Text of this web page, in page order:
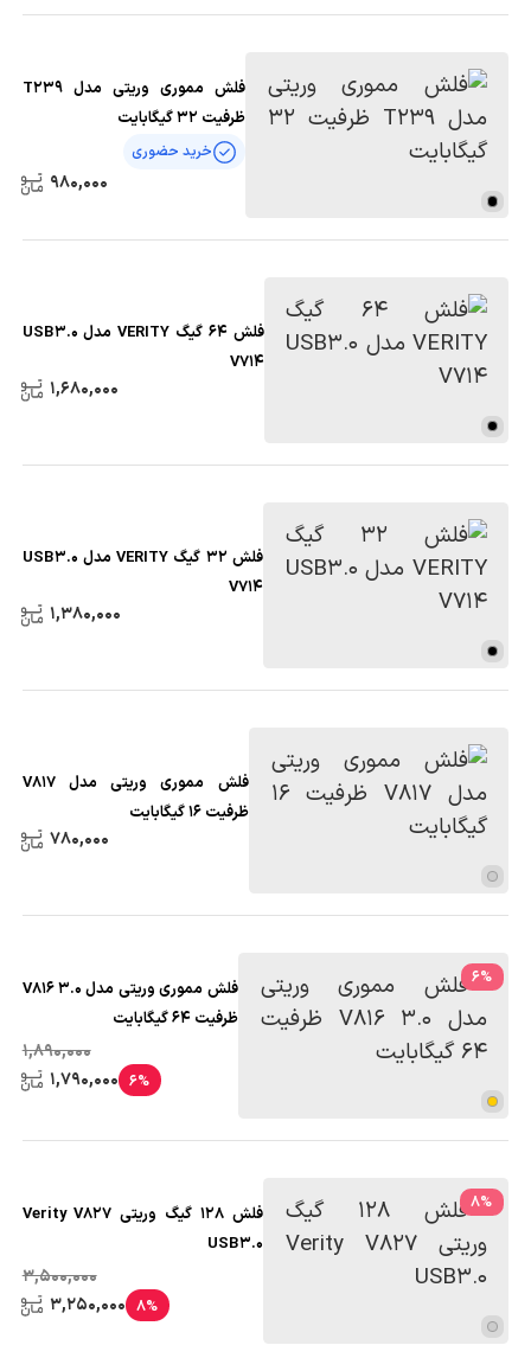
فلش مموری وریتی مدل T239
ظرفیت 32 گیگابایت
خرید حضوری
980,000
فلش 64 گيگ VERITY مدل USB3.0
V714
1,680,000
فلش 32 گيگ VERITY مدل USB3.0
V714
1,380,000
فلش مموری وریتی مدل V817
ظرفیت 16 گیگابایت
780,000
%
6
فلش مموری وریتی مدل V816 3.0
ظرفیت 64 گیگابایت
1,890,000
6%
1,790,000
%
8
فلش 128 گیگ وریتی Verity V827
USB3.0
3,500,000
8%
3,250,000